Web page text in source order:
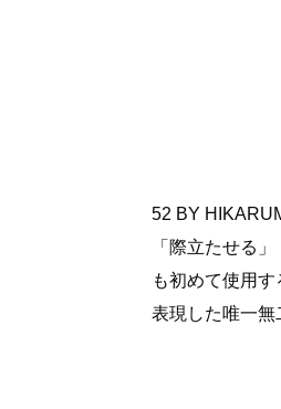
52 BY
「際立たせる
も初めて使用す
表現した唯一無